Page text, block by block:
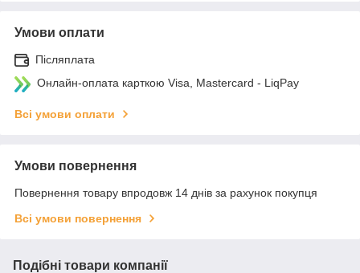
Умови оплати
Післяплата
Онлайн-оплата карткою Visa, Mastercard - LiqPay
Всі умови оплати
Умови повернення
Повернення товару впродовж 14 днів за рахунок покупця
Всі умови повернення
Подібні товари компанії